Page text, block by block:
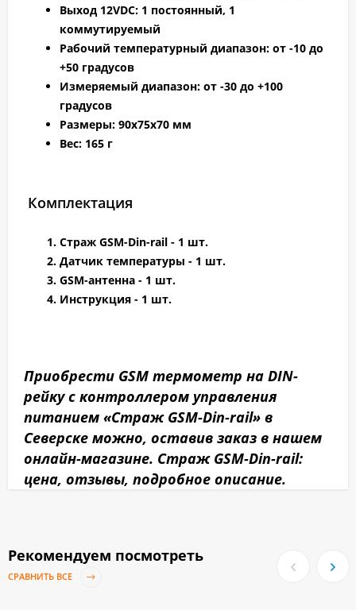
Выход 12VDC: 1 постоянный, 1
коммутируемый
Рабочий температурный диапазон: от -10 до
+50 градусов
Измеряемый диапазон: от -30 до +100
градусов
Размеры: 90х75х70 мм
Вес: 165 г
Комплектация
Страж GSM-Din-rail - 1 шт.
Датчик температуры - 1 шт.
GSM-антенна - 1 шт.
Инструкция - 1 шт.
Приобрести GSM термометр на DIN-
рейку с контроллером управления
питанием «Страж GSM-Din-rail» в
Северске можно, оставив заказ в нашем
онлайн-магазине. Страж GSM-Din-rail:
цена, отзывы, подробное описание.
Рекомендуем посмотреть
СРАВНИТЬ ВСЕ